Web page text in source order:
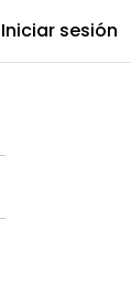
Iniciar sesión